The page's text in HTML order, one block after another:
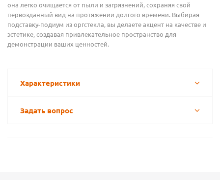
она легко очищается от пыли и загрязнений, сохраняя свой
первозданный вид на протяжении долгого времени. Выбирая
подставку-подиум из оргстекла, вы делаете акцент на качестве и
эстетике, создавая привлекательное пространство для
демонстрации ваших ценностей.
Характеристики
Задать вопрос